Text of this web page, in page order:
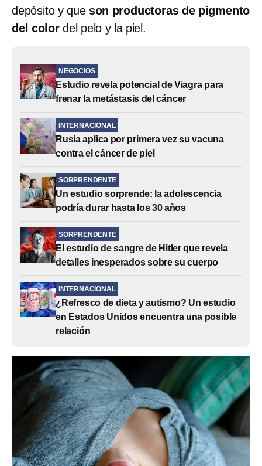
depósito y queson productoras de pigmento
del colordel pelo y la piel.
NEGOCIOS
Estudio revela potencial de Viagra para
frenar la metástasis del cáncer
INTERNACIONAL
Rusia aplica por primera vez su vacuna
contra el cáncer de piel
SORPRENDENTE
Un estudio sorprende: la adolescencia
podría durar hasta los 30 años
SORPRENDENTE
El estudio de sangre de Hitler que revela
detalles inesperados sobre su cuerpo
INTERNACIONAL
¿Refresco de dieta y autismo? Un estudio
en Estados Unidos encuentra una posible
relación